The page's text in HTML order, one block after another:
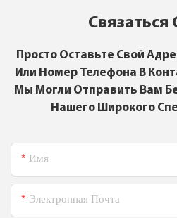
Связаться
Просто Оставьте Свой
Или Номер Телефона В
Мы Могли Отправить Вам
Нашего Широкого
Имя
Электронная Почта